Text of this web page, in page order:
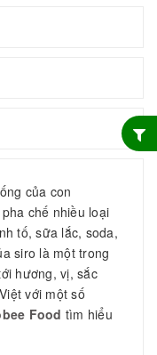
của con
chế nhiều loại
tố, sữa lắc, soda,
siro là một trong
hương, vị, sắc
với một số
Food tìm hiểu